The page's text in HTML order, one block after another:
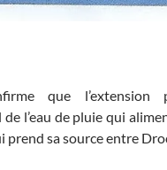
que l’extension
de l’eau de pluie qui
sa source entre